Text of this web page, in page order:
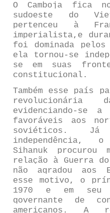
O Camboja fica
sudoeste do
pertenceu à
imperialista,e
foi dominada pelos
ela tornou-se
se em suas
constitucional.
Também esse país
revolucionária
evidenciando-se
favoráveis aos
soviéticos.
independência,
Sihanuk procurou
relação à Guerra
não agradou aos
esse motivo, o
1970 e em seu
governante de
americanos. A